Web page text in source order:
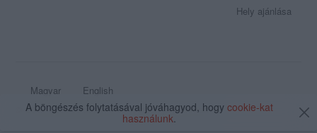
Hely ajánlása
Magyar
English
© 2009 - 2026 Etterem.hu - Minden jog fenntartva
A böngészés folytatásával jóváhagyod, hogy cookie-kat
használunk.